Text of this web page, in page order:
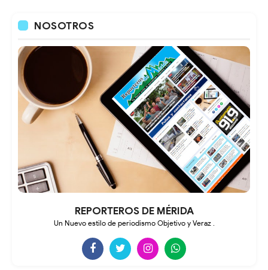
NOSOTROS
REPORTEROS DE MÉRIDA
Un Nuevo estilo de periodismo Objetivo y Veraz .